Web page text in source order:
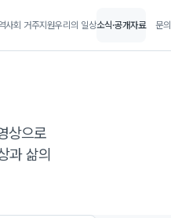
사회 거주지원우리의 일상소식·공개자료 문의
상으로
과 삶의